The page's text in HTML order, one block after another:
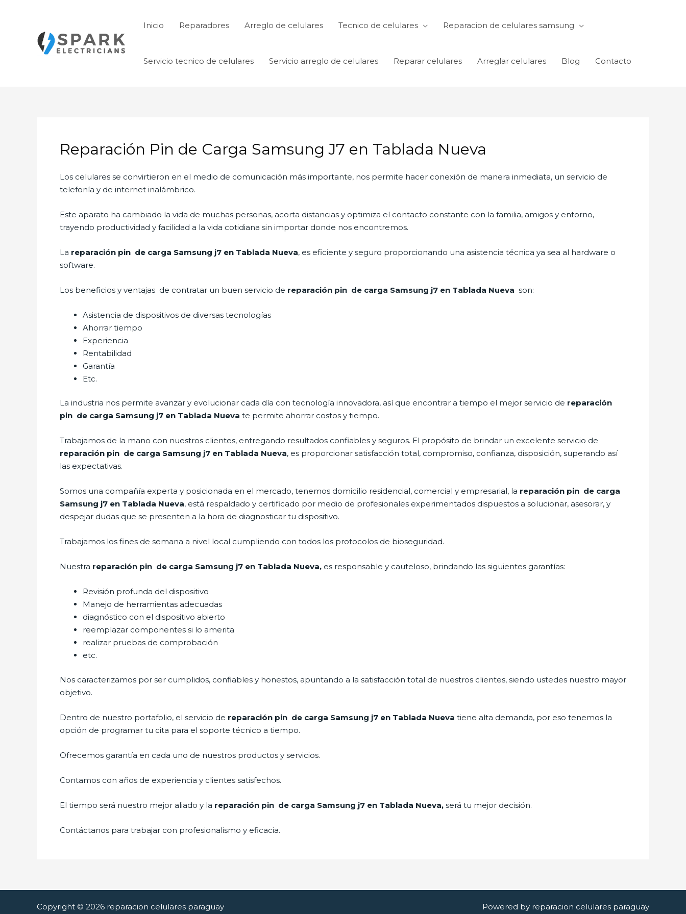
Inicio Reparadores Arreglo de celulares Tecnico de celulares Reparacion de celulares samsung
Servicio tecnico de celulares Servicio arreglo de celulares Reparar celulares Arreglar celulares Blog Contacto
Reparación Pin de Carga Samsung J7 en Tablada Nueva
Los celulares se convirtieron en el medio de comunicación más importante, nos permite hacer conexión de manera inmediata, un servicio de
telefonía y de internet inalámbrico.
Este aparato ha cambiado la vida de muchas personas, acorta distancias y optimiza el contacto constante con la familia, amigos y entorno,
trayendo productividad y facilidad a la vida cotidiana sin importar donde nos encontremos.
La reparación pin de carga Samsung j7 en Tablada Nueva, es eficiente y seguro proporcionando una asistencia técnica ya sea al hardware o
software.
Los beneficios y ventajas de contratar un buen servicio de reparación pin de carga Samsung j7 en Tablada Nueva son:
Asistencia de dispositivos de diversas tecnologías
Ahorrar tiempo
Experiencia
Rentabilidad
Garantía
Etc.
La industria nos permite avanzar y evolucionar cada día con tecnología innovadora, así que encontrar a tiempo el mejor servicio de reparación
pin de carga Samsung j7 en Tablada Nueva te permite ahorrar costos y tiempo.
Trabajamos de la mano con nuestros clientes, entregando resultados confiables y seguros. El propósito de brindar un excelente servicio de
reparación pin de carga Samsung j7 en Tablada Nueva, es proporcionar satisfacción total, compromiso, confianza, disposición, superando así
las expectativas.
Somos una compañía experta y posicionada en el mercado, tenemos domicilio residencial, comercial y empresarial, la reparación pin de carga
Samsung j7 en Tablada Nueva, está respaldado y certificado por medio de profesionales experimentados dispuestos a solucionar, asesorar, y
despejar dudas que se presenten a la hora de diagnosticar tu dispositivo.
Trabajamos los fines de semana a nivel local cumpliendo con todos los protocolos de bioseguridad.
Nuestra reparación pin de carga Samsung j7 en Tablada Nueva, es responsable y cauteloso, brindando las siguientes garantías:
Revisión profunda del dispositivo
Manejo de herramientas adecuadas
diagnóstico con el dispositivo abierto
reemplazar componentes si lo amerita
realizar pruebas de comprobación
etc.
Nos caracterizamos por ser cumplidos, confiables y honestos, apuntando a la satisfacción total de nuestros clientes, siendo ustedes nuestro mayor
objetivo.
Dentro de nuestro portafolio, el servicio de reparación pin de carga Samsung j7 en Tablada Nueva tiene alta demanda, por eso tenemos la
opción de programar tu cita para el soporte técnico a tiempo.
Ofrecemos garantía en cada uno de nuestros productos y servicios.
Contamos con años de experiencia y clientes satisfechos.
El tiempo será nuestro mejor aliado y la reparación pin de carga Samsung j7 en Tablada Nueva, será tu mejor decisión.
Contáctanos para trabajar con profesionalismo y eficacia.
Copyright © 2026 reparacion celulares paraguay Powered by reparacion celulares paraguay